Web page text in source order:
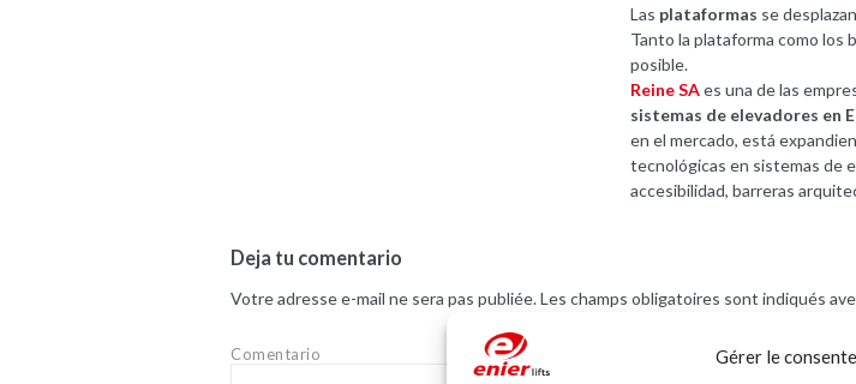
Gérer le
Las plataformas se
Tanto la plataforma como los
posible.
Reine SAes una de las
sistemas de elevadores en
en el mercado, está
tecnológicas en sistemas de
accesibilidad, barreras
Deja tu comentario
Votre adresse e-mail ne sera pas publiée.Les champs obligatoires sont indiqués
Comentario